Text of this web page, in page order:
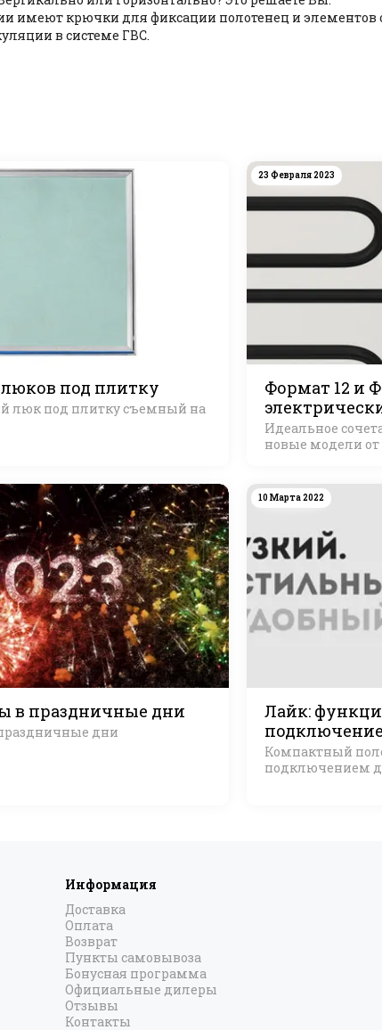
имеют крючки для фиксации полотенец и
в системе ГВС.
под плитку
люк под плитку съемный на
23 Февраля 2023
Формат 12 и
Идеальное
новые модели от
в праздничные дни
дни
10 Марта 2022
Лайк:
Компактный
подключением
Информация
Доставка
Оплата
Возврат
Пункты самовывоза
Бонусная программа
Официальные дилеры
Отзывы
Контакты